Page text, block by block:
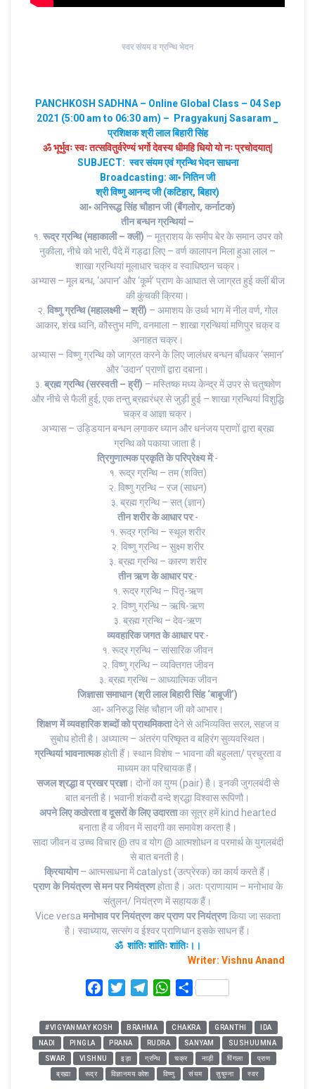
स्वर संयम व ग्रन्थि भेदन
PANCHKOSH SADHNA – Online Global Class – 04 Sep
2021 (5:00 am to 06:30 am) – Pragyakunj Sasaram _
प्रशिक्षक श्री लाल बिहारी सिंह
ॐ भूर्भुवः स्‍वः तत्‍सवितुर्वरेण्‍यं भर्गो देवस्य धीमहि धियो यो नः प्रचोदयात्‌|
SUBJECT: स्वर संयम एवं ग्रन्थि भेदन‌ साधना
Broadcasting: आ॰ नितिन जी
श्री विष्णु आनन्द जी (कटिहार, बिहार)
आ॰ अनिरूद्ध सिंह चौहान जी (बैंगलोर, कर्नाटक)
तीन बन्धन ग्रन्थियां –
१. रूद्र ग्रन्थि (महाकाली – क्लीं) – मूत्राशय के समीप बेर के समान उपर को
नुकीला, नीचे को भारी, पैंदे में गड्ढा लिए – वर्ण कालापन मिला हुआ लाल –
शाखा ग्रन्थियां मूलाधार चक्र व स्वाधिष्ठान चक्र।
अभ्यास – मूल बन्ध, ‘अपान’ और ‘कूर्म’ प्राण के आघात से जाग्रत हुई क्लीं बीज
की कुंचकी क्रिया।
२. विष्णु ग्रन्थि (महालक्ष्मी – श्रीं) – अमाशय के उर्ध्व भाग में नील वर्ण, गोल
आकार, शंख ध्वनि, कौस्तुभ मणि, वनमाला – शाखा ग्रन्थियां मणिपुर चक्र व
अनाहत चक्र।
अभ्यास – विष्णु ग्रन्थि को जाग्रत करने के लिए जालंधर बन्धन बाँधकर ‘समान’
और ‘उदान’ प्राणों द्वारा दबाना।
३. ब्रह्म ग्रन्थि (सरस्वती – ह्रीं) – मस्तिष्क मध्य केन्द्र में उपर से चतुष्कोण
और नीचे से फैली हुई, एक तन्तु ब्रह्मरंध्र से जुड़ी हुई – शाखा ग्रन्थियां विशुद्धि
चक्र व आज्ञा चक्र।
अभ्यास – उड्डियान बन्धन लगाकर ध्यान और धनंजय प्राणों द्वारा ब्रह्म
ग्रन्थि को पकाया जाता है।
त्रिगुणात्मक प्रकृति के परिप्रेक्ष्य में:-
१. रूद्र ग्रन्थि – तम (शक्ति)
२. विष्णु ग्रन्थि – रज (साधन)
३. ब्रह्म ग्रन्थि – सत् (ज्ञान)
तीन शरीर के आधार पर:-
१. रूद्र ग्रन्थि – स्थूल शरीर
२. विष्णु ग्रन्थि – सुक्ष्म शरीर
३. ब्रह्म ग्रन्थि – कारण शरीर
तीन ऋण के आधार पर:-
१. रूद्र ग्रन्थि – पितृ-ऋण
२. विष्णु ग्रन्थि – ऋषि-ऋण
३. ब्रह्म ग्रन्थि – देव-ऋण
व्यवहारिक जगत के आधार पर:-
१. रूद्र ग्रन्थि – सांसारिक जीवन
२. विष्णु ग्रन्थि – व्यक्तिगत जीवन
३. ब्रह्म ग्रन्थि – आध्यात्मिक जीवन
जिज्ञासा समाधान (श्री लाल बिहारी सिंह ‘बाबूजी’)
आ॰ अनिरुद्ध सिंह चौहान जी को आभार।
शिक्षण में व्यवहारिक शब्दों को प्राथमिकतादेने से अभिव्यक्ति सरल, सहज व
सुबोध होती है। अध्यात्म – अंतरंग परिष्कृत व बहिरंग सुव्यवस्थित।
ग्रन्थियां भावनात्मकहोती हैं। स्थान विशेष – भावना की बहुलता/ प्रचुरता व
माध्यम का परिचायक हैं।
सजल श्रद्धा व प्रखर प्रज्ञा। दोनों का युग्म (pair) है। इनकी जुगलबंदी से
बात बनती है। भवानी शंकरौ वन्दे श्रद्धा विश्वास रूपिणौ।
अपने लिए कठोरता व दूसरों के लिए उदारताका सूत्र हमें kind hearted
बनाता है व जीवन में सादगी का समावेश करता है।
सादा जीवन व उच्च विचार @ तप व योग @ आत्मशोधन व परमार्थ के युगलबंदी
से बात बनती है।
क्रियायोग– आत्मसाधना में catalyst (उत्प्रेरक) का कार्य करते हैं।
प्राण के नियंत्रण से मन पर नियंत्रणहोता है। अतः प्राणायाम – मनोभाव के
संतुलन/ नियंत्रण में सहायक हैं।
Vice versa मनोभाव पर नियंत्रण कर प्राण पर नियंत्रणकिया जा सकता
है। स्वाध्याय, सत्संग व ईश्वर प्राणिधान इसके साधन हैं।
ॐ शांतिः शांतिः शांतिः।।
Writer: Vishnu Anand
c
e
b
o
i
t
t
e
l
e
g
r
W
a
t
s
A
S
a
r
e
#VIGYANMAY KOSH BRAHMA CHAKRA GRANTHI
IDA
NADI
PINGLA PRANA RUDRA SANYAM
SUSHUUMNA
SWAR
VISHNU इड़ा ग्रन्थि चक्र नाड़ी पिंगला
प्राण
ब्रह्मा
रूद्र विज्ञानमय कोश विष्णु संयम सुषुम्ना स्वर